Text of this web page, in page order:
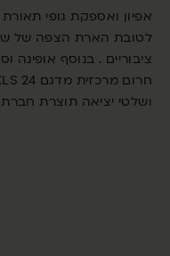
לטובת הארת הצפה של
ציבוריים . בנוסף
ושלטי יציאה תוצרת חברת INOTEC גרמניה .